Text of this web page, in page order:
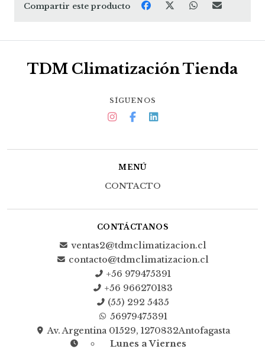
Compartir este producto
TDM Climatización Tienda
SÍGUENOS
MENÚ
CONTACTO
CONTÁCTANOS
ventas2@tdmclimatizacion.cl
contacto@tdmclimatizacion.cl
+56 979475391
+56 966270183
(55) 292 5435
56979475391
Av. Argentina 01529, 1270832Antofagasta
Lunes a Viernes